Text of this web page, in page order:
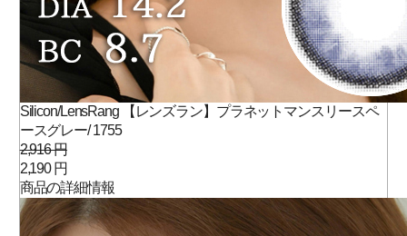
Silicon/LensRang 【レンズラン】プラネットマンスリースペ
ースグレー/ 1755
2,916 円
2,190 円
商品の詳細情報